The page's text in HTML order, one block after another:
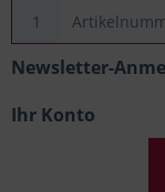
Newsletter-
Ihr Konto